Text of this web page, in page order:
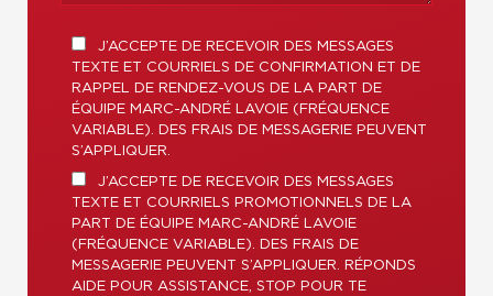
J’ACCEPTE DE RECEVOIR DES MESSAGES
TEXTE ET COURRIELS DE CONFIRMATION ET DE
RAPPEL DE RENDEZ-VOUS DE LA PART DE
ÉQUIPE MARC-ANDRÉ LAVOIE (FRÉQUENCE
VARIABLE). DES FRAIS DE MESSAGERIE PEUVENT
S’APPLIQUER.
J’ACCEPTE DE RECEVOIR DES MESSAGES
TEXTE ET COURRIELS PROMOTIONNELS DE LA
PART DE ÉQUIPE MARC-ANDRÉ LAVOIE
(FRÉQUENCE VARIABLE). DES FRAIS DE
MESSAGERIE PEUVENT S’APPLIQUER. RÉPONDS
AIDE POUR ASSISTANCE, STOP POUR TE